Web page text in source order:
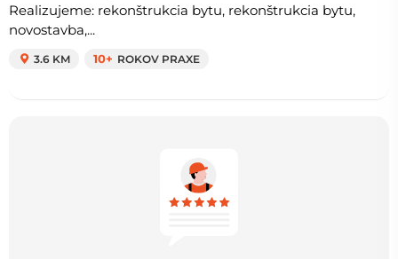
Realizujeme: rekonštrukcia bytu, rekonštrukcia bytu,
novostavba,...
3.6 KM 10+ ROKOV PRAXE